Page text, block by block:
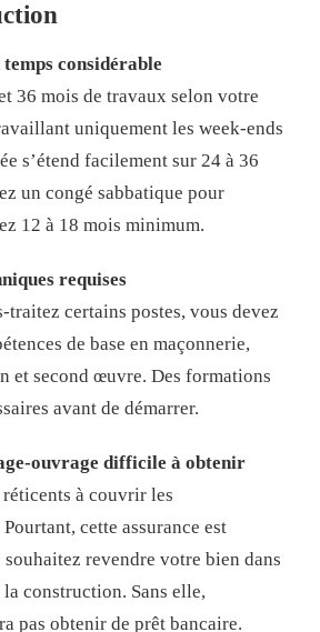
considérable
36 mois de travaux selon votre
uniquement les week-ends
s’étend facilement sur 24 à 36
un congé sabbatique pour
12 à 18 mois minimum.
requises
traitez certains postes, vous devez
de base en maçonnerie,
et second œuvre. Des formations
avant de démarrer.
ouvrage difficile à obtenir
réticents à couvrir les
cette assurance est
revendre votre bien dans
construction. Sans elle,
pas obtenir de prêt bancaire.